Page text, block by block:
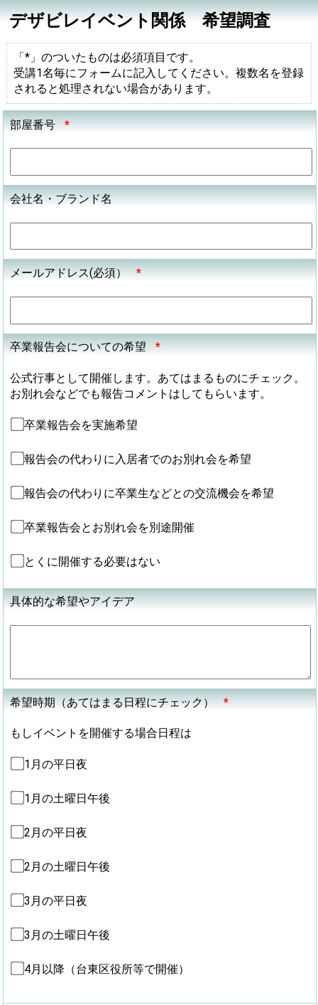
デザビレイベント関係 希望調査
「*」のついたものは必須項目です。
受講1名毎にフォームに記入してください。複数名を登録
されると処理されない場合があります。
部屋番号 *
会社名・ブランド名
メールアドレス(必須） *
卒業報告会についての希望 *
公式行事として開催します。あてはまるものにチェック。
お別れ会などでも報告コメントはしてもらいます。
卒業報告会を実施希望
報告会の代わりに入居者でのお別れ会を希望
報告会の代わりに卒業生などとの交流機会を希望
卒業報告会とお別れ会を別途開催
とくに開催する必要はない
具体的な希望やアイデア
希望時期（あてはまる日程にチェック） *
もしイベントを開催する場合日程は
1月の平日夜
1月の土曜日午後
2月の平日夜
2月の土曜日午後
3月の平日夜
3月の土曜日午後
4月以降（台東区役所等で開催）